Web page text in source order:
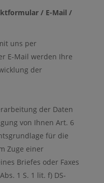
/ E-Mail /
uns per
E-Mail werden Ihre
der
der Daten
von Ihnen Art. 6
für die
Zuge einer
Briefes oder Faxes
1 S. 1 lit. f) DS-